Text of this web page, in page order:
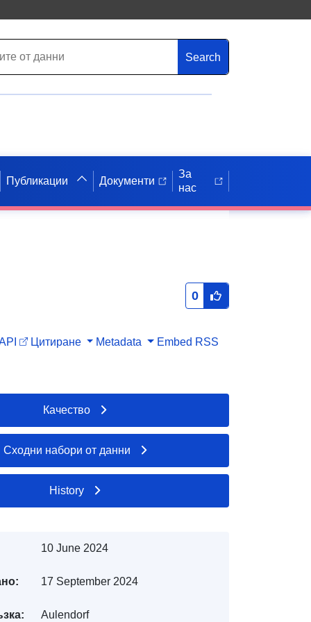
Search
Публикации Документи
За
нас
0
Цитиране Metadata Embed RSS
Качество
Сходни набори от данни
History
10 June 2024
17 September 2024
Aulendorf